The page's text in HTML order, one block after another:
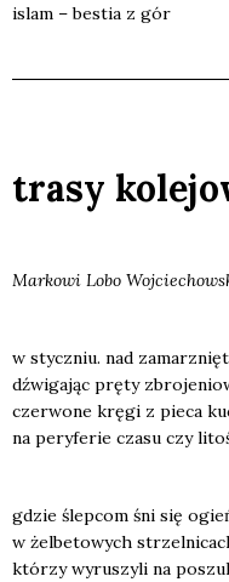
islam – bestia z gór
trasy
Mar­ko­wi Lobo
w stycz­niu. nad
dźwi­ga­jąc prę­ty
czer­wo­ne krę­gi z pie­ca
na pery­fe­rie cza­su czy
gdzie ślep­com śni się
w żel­be­to­wych
któ­rzy wyru­szy­li na